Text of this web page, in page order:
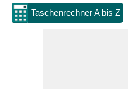
Taschenrechner A bis Z